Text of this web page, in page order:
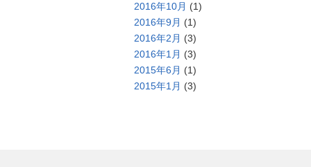
2016年10月 (1)
2016年9月 (1)
2016年2月 (3)
2016年1月 (3)
2015年6月 (1)
2015年1月 (3)